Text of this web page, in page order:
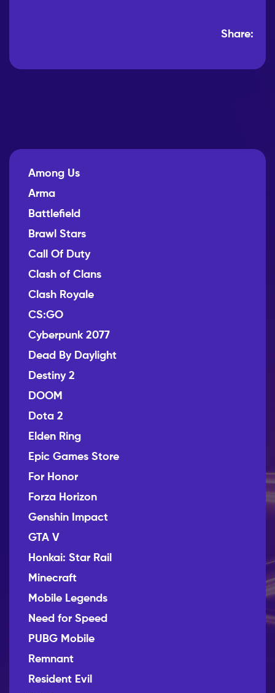
Share:
Among Us
Arma
Battlefield
Brawl Stars
Call Of Duty
Clash of Clans
Clash Royale
CS:GO
Cyberpunk 2077
Dead By Daylight
Destiny 2
DOOM
Dota 2
Elden Ring
Epic Games Store
For Honor
Forza Horizon
Genshin Impact
GTA V
Honkai: Star Rail
Minecraft
Mobile Legends
Need for Speed
PUBG Mobile
Remnant
Resident Evil